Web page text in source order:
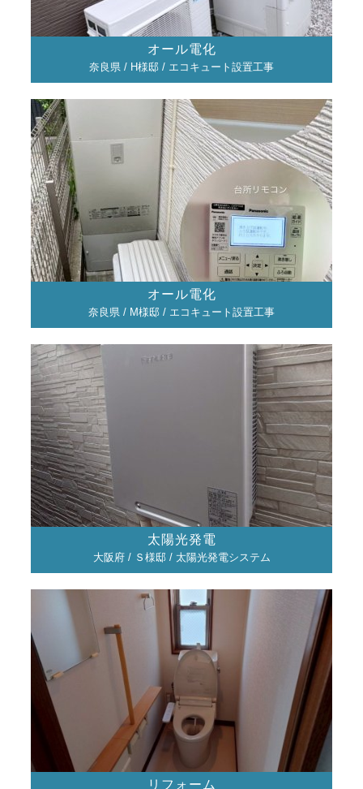
オール電化
奈良県 / H様邸 / エコキュート設置工事
オール電化
奈良県 / M様邸 / エコキュート設置工事
太陽光発電
大阪府 / Ｓ様邸 / 太陽光発電システム
リフォーム